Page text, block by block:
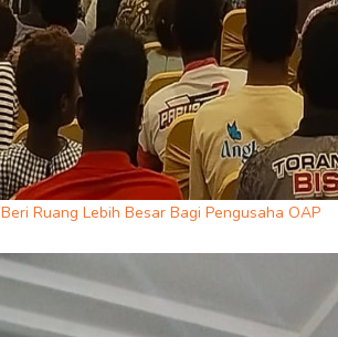
Ruang Lebih Besar Bagi Pengusaha OAP